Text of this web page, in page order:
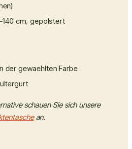
cm, gepolstert
der gewaehlten Farbe
schauen Sie sich unsere
an.